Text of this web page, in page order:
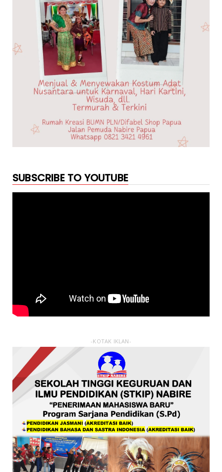
SUBSCRIBE TO YOUTUBE
-KOTAK IKLAN-